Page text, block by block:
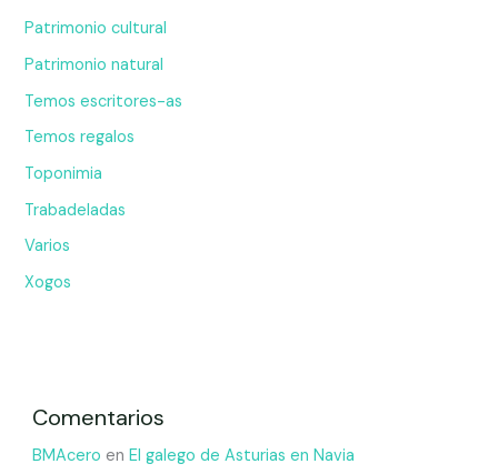
Patrimonio cultural
Patrimonio natural
Temos escritores-as
Temos regalos
Toponimia
Trabadeladas
Varios
Xogos
Comentarios
BMAcero en El galego de Asturias en Navia